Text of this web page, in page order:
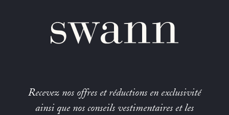
Recevez nos offres et réductions en exclusivité
ainsi que nos conseils vestimentaires et les